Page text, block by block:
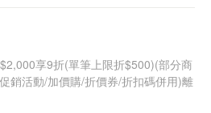
享9折(單筆上限折$500)(部分商
銷活動/加價購/折價券/折扣碼併用)離